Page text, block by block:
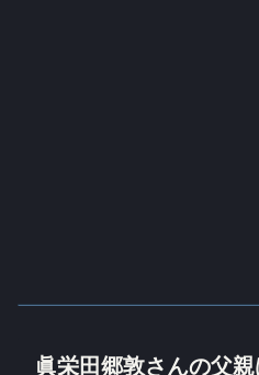
眞栄田郷敦さんの父